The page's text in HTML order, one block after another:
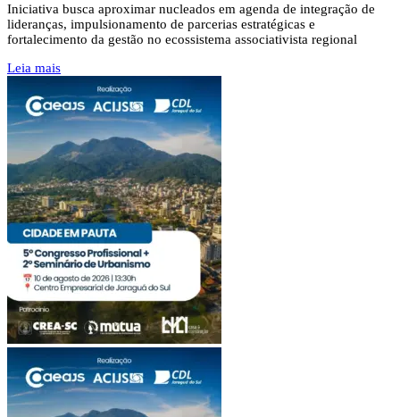
Iniciativa busca aproximar nucleados em agenda de integração de
lideranças, impulsionamento de parcerias estratégicas e
fortalecimento da gestão no ecossistema associativista regional
Leia mais